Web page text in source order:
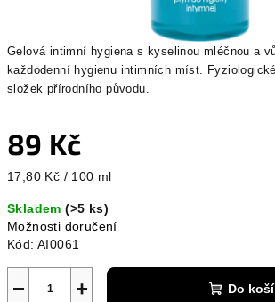
Gelová intimní hygiena s kyselinou mléčnou a
každodenní hygienu intimních míst.
složek přírodního původu.
89 Kč
Měrná
17,80 Kč / 100 ml
Skladem(>5 ks)
Možnosti doručení
Kód: AI0061
+
− Do